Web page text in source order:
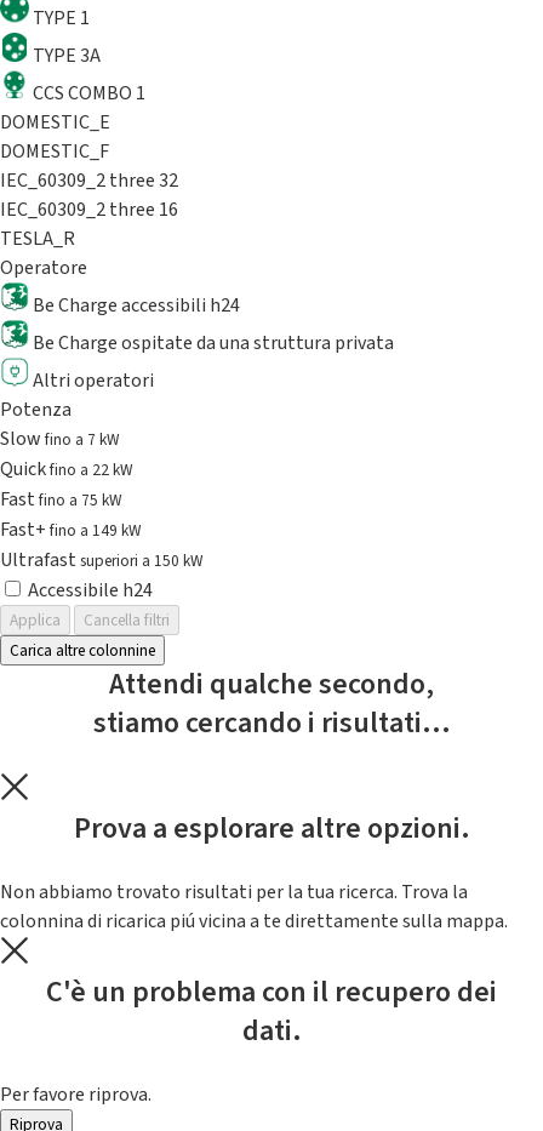
TYPE 1
TYPE 3A
CCS COMBO 1
DOMESTIC_E
DOMESTIC_F
IEC_60309_2 three 32
IEC_60309_2 three 16
TESLA_R
Operatore
Be Charge accessibili h24
Be Charge ospitate da una struttura privata
Altri operatori
Potenza
Slowfino a 7 kW
Quickfino a 22 kW
Fastfino a 75 kW
Fast+fino a 149 kW
Ultrafast superiori a 150 kW
Accessibile h24
Applica
Cancella filtri
Carica altre colonnine
Attendi qualche secondo,
stiamo cercando i risultati...
Prova a esplorare altre opzioni.
Non abbiamo trovato risultati per la tua ricerca. Trova la
colonnina di ricarica piú vicina a te direttamente sulla mappa.
C'è un problema con il recupero dei
dati.
Per favore riprova.
Riprova